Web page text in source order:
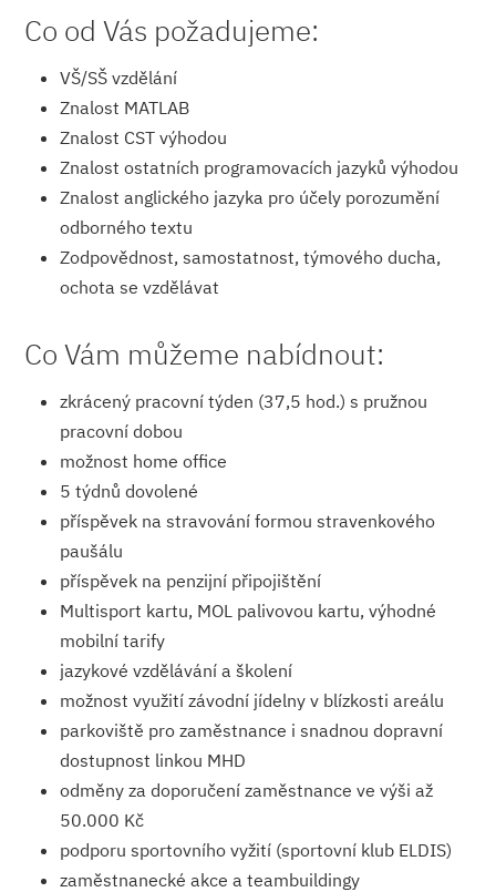
Co od Vás požadujeme:
VŠ/SŠ vzdělání
Znalost MATLAB
Znalost CST výhodou
Znalost ostatních programovacích jazyků výhodou
Znalost anglického jazyka pro účely porozumění
odborného textu
Zodpovědnost, samostatnost, týmového ducha,
ochota se vzdělávat
Co Vám můžeme nabídnout:
zkrácený pracovní týden (37,5 hod.) s pružnou
pracovní dobou
možnost home office
5 týdnů dovolené
příspěvek na stravování formou stravenkového
paušálu
příspěvek na penzijní připojištění
Multisport kartu, MOL palivovou kartu, výhodné
mobilní tarify
jazykové vzdělávání a školení
možnost využití závodní jídelny v blízkosti areálu
parkoviště pro zaměstnance i snadnou dopravní
dostupnost linkou MHD
odměny za doporučení zaměstnance ve výši až
50.000 Kč
podporu sportovního vyžití (sportovní klub ELDIS)
zaměstnanecké akce a teambuildingy